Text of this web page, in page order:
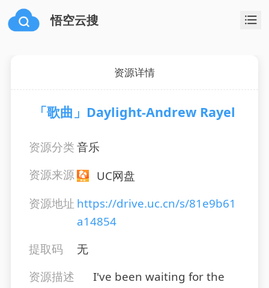
悟空云搜
资源详情
「歌曲」Daylight-Andrew Rayel
资源分类音乐
资源来源
UC网盘
资源地址 https://drive.uc.cn/s/81e9b61
a14854
提取码
无
资源描述
I've been waiting for the